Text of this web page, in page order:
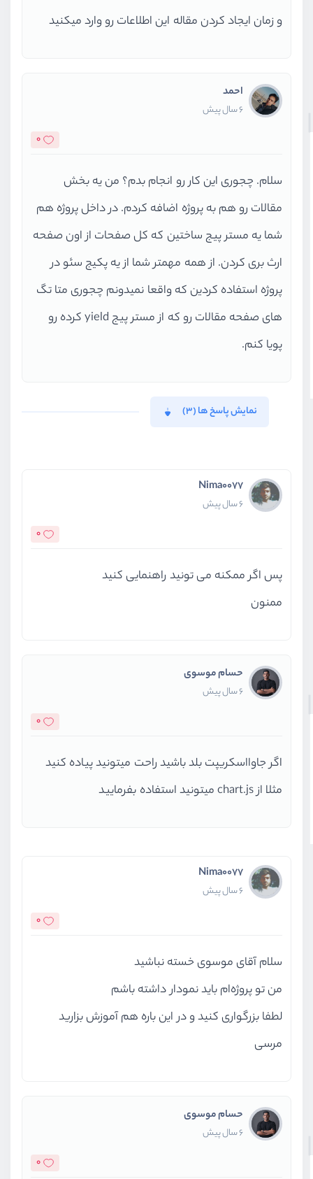
و زمان ایجاد کردن مقاله این اطلاعات رو وارد میکنید
احمد
6 سال پیش
0
سلام. چجوری این کار رو انجام بدم؟ من یه بخش
مقالات رو هم به پروژه اضافه کردم. در داخل پروژه هم
شما یه مستر پیج ساختین که کل صفحات از اون صفحه
ارث بری کردن. از همه مهمتر شما از یه پکیج سئو در
پروژه استفاده کردین که واقعا نمیدونم چجوری متا تگ
های صفحه مقالات رو که از مستر پیج yield کرده رو
پویا کنم.
نمایش پاسخ ها (3)
Nima0077
6 سال پیش
0
پس اگر ممکنه می تونید راهنمایی کنید
ممنون
حسام موسوی
6 سال پیش
0
اگر جاوااسکریپت بلد باشید راحت میتونید پیاده کنید
مثلا از chart.js میتونید استفاده بفرمایید
Nima0077
6 سال پیش
0
سلام آقای موسوی خسته نباشید
من تو پروژه‌ام باید نمودار داشته باشم
لطفا بزرگواری کنید و در این باره هم آموزش بزارید
مرسی
حسام موسوی
6 سال پیش
0